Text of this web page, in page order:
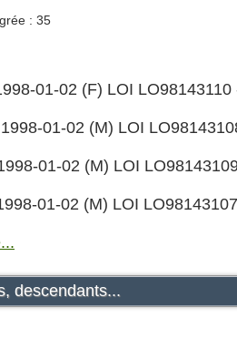
: 35
01-02 (F) LOI LO98143110
1998-01-02 (M) LOI
01-02 (M) LOI
01-02 (M) LOI
descendants...